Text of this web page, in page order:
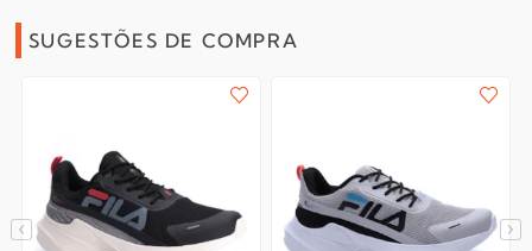
SUGESTÕES DE COMPRA